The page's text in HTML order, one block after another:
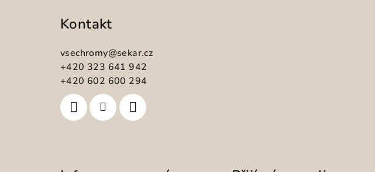
Kontakt
vsechromy@sekar.cz
+420 323 641 942
+420 602 600 294